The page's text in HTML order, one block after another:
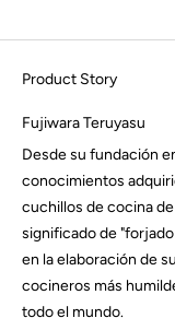
Product Story
Fujiwara Teruyasu
Desde su fundación
conocimientos
cuchillos de cocina
significado de
en la elaboración de
cocineros más
todo el mundo.